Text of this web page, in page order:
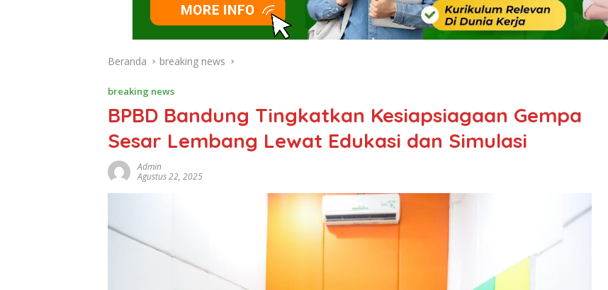
Beranda breaking news
breaking news
BPBD Bandung Tingkatkan Kesiapsiagaan Gempa
Sesar Lembang Lewat Edukasi dan Simulasi
Admin
Agustus 22, 2025